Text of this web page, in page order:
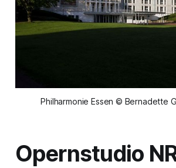
Philharmonie Essen © Bernadette
Opernstudio